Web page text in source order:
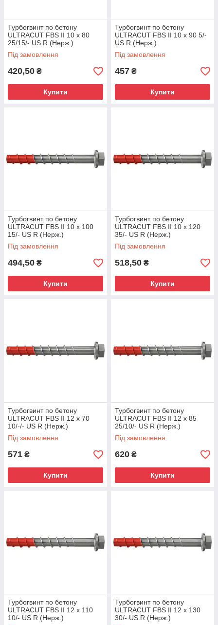
Турбогвинт по бетону
ULTRACUT FBS II 10 x 80
25/15/- US R (Нерж.)
Під замовлення
420,50 ₴
Купити
Турбогвинт по бетону
ULTRACUT FBS II 10 x 90 5/-
US R (Нерж.)
Під замовлення
457 ₴
Купити
Турбогвинт по бетону
ULTRACUT FBS II 10 x 100
15/- US R (Нерж.)
Під замовлення
494,50 ₴
Купити
Турбогвинт по бетону
ULTRACUT FBS II 10 x 120
35/- US R (Нерж.)
Під замовлення
518,50 ₴
Купити
Турбогвинт по бетону
ULTRACUT FBS II 12 x 70
10/-/- US R (Нерж.)
Під замовлення
571 ₴
Купити
Турбогвинт по бетону
ULTRACUT FBS II 12 x 85
25/10/- US R (Нерж.)
Під замовлення
620 ₴
Купити
Турбогвинт по бетону
ULTRACUT FBS II 12 x 110
10/- US R (Нерж.)
Турбогвинт по бетону
ULTRACUT FBS II 12 x 130
30/- US R (Нерж.)